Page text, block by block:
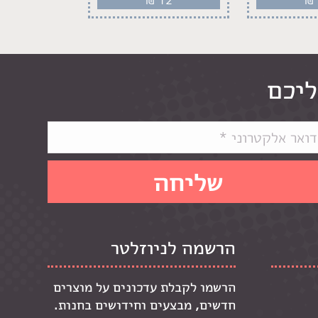
הרשמה לניוזלטר
הרשמו לקבלת עדכונים על מוצרים
חדשים, מבצעים וחידושים בחנות.